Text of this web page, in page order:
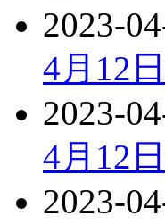
2023-
4月12
2023-
4月12
2023-